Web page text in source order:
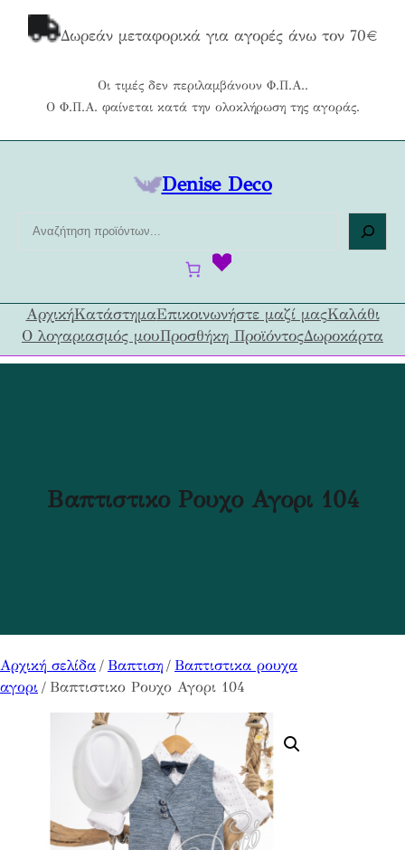
Δωρεάν μεταφορικά για αγορές άνω τον 70€
Οι τιμές δεν περιλαμβάνουν Φ.Π.Α..
Ο Φ.Π.Α. φαίνεται κατά την ολοκλήρωση της αγοράς.
Denise Deco
ή
τ
η
ΑρχικήΚατάστημαΕπικοινωνήστε μαζί μαςΚαλάθι
Ο λογαριασμός μουΠροσθήκη ΠροϊόντοςΔωροκάρτα
Βαπτιστικο Ρουχο Αγορι 104
Αρχική σελίδα / Βαπτιση / Βαπτιστικα ρουχα
αγορι / Βαπτιστικο Ρουχο Αγορι 104